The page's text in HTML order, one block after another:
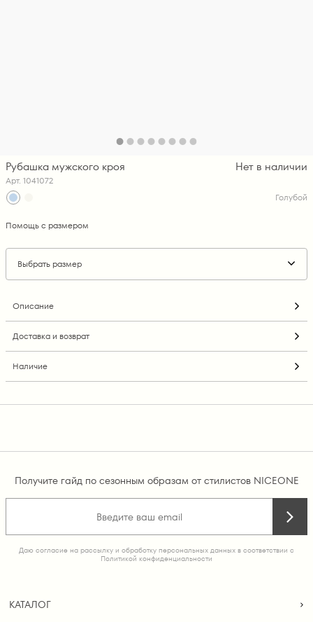
Рубашка мужского кроя
Арт. 1041072
Нет в наличии
Голубой
Помощь с размером
Выбрать размер
Описание
Доставка и возврат
Наличие
Получите гайд по сезонным образам от стилистов NICEONE
Даю согласие на рассылку и обработку персональных данных в соответствии с
Политикой конфиденциальности
КАТАЛОГ